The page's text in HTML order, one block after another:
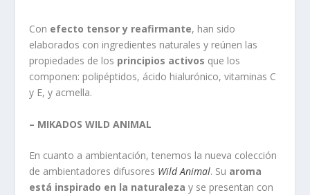
Con efecto tensor y reafirmante, han sido
elaborados con ingredientes naturales y reúnen las
propiedades de los principios activos que los
componen: polipéptidos, ácido hialurónico, vitaminas C
y E, y acmella.
– MIKADOS WILD ANIMAL
En cuanto a ambientación, tenemos la nueva colección
de ambientadores difusores Wild Animal. Su aroma
está inspirado en la naturaleza y se presentan con